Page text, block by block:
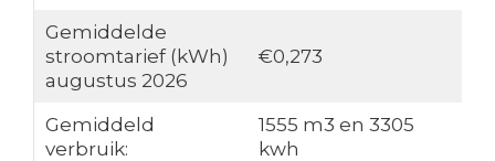
Gemiddelde
stroomtarief (kWh)
augustus 2026
€0,273
Gemiddeld
verbruik:
1555 m3 en 3305
kwh